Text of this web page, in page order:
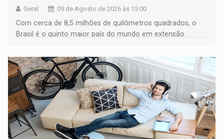
Geral 09 de Agosto de 2026 às 15:00
Com cerca de 8,5 milhões de quilômetros quadrados, o
Brasil é o quinto maior país do mundo em extensão